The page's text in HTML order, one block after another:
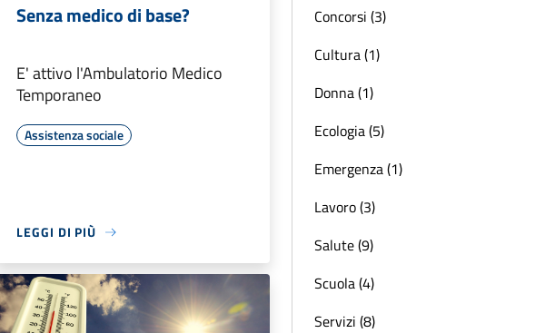
Senza medico di base?
E' attivo l'Ambulatorio Medico
Temporaneo
Assistenza sociale
LEGGI DI PIÙ
Concorsi (3)
Cultura (1)
Donna (1)
Ecologia (5)
Emergenza (1)
Lavoro (3)
Salute (9)
Scuola (4)
Servizi (8)